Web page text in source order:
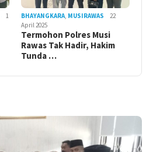
1
BHAYANGKARA MUSIRAWAS
22
April 2025
Termohon Polres Musi
Rawas Tak Hadir, Hakim
Tunda …